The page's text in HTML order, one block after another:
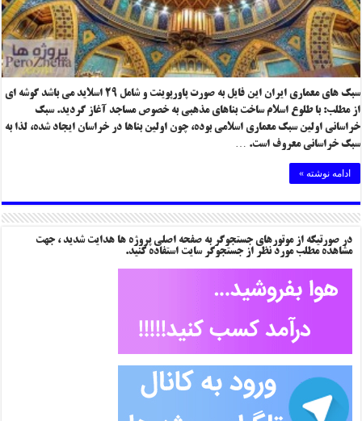
سبک های معماری ایران این فایل به صورت پاورپوینت و شامل ۲۹ اسلاید می باشد گوشه ای
از مطلب: با طلوع اسلام ساخت بناهای مذهبی به خصوص مساجد آغاز گردید. سبک
خراسانی اولین سبک معماری اسلامی بوده، چون اولین بناها در خراسان ایجاد شده، لذا به
سبک خراسانی معروف است. …
ادامه نوشته »
در صورتیکه از موتورهای جستجوگر به صفحه اصلی پروژه ها هدایت شدید ، جهت
مشاهده مطلب مورد نظر از جستجوگر سایت استفاده کنید.